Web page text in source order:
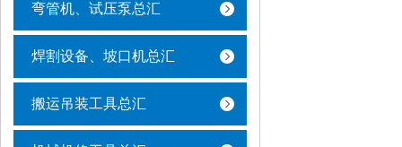
弯管机、试压泵总汇
焊割设备、坡口机总汇
搬运吊装工具总汇